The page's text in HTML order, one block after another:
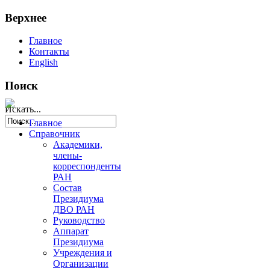
Верхнее
Главное
Контакты
English
Поиск
Искать...
Главное
Справочник
Академики,
члены-
корреспонденты
РАН
Состав
Президиума
ДВО РАН
Руководство
Аппарат
Президиума
Учреждения и
Организации